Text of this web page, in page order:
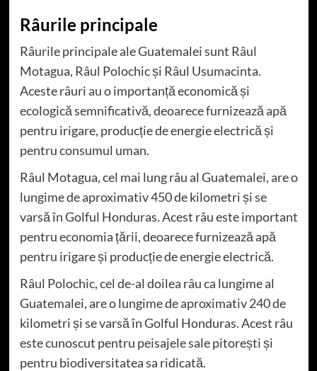
Râurile principale
Râurile principale ale Guatemalei sunt Râul
Motagua, Râul Polochic și Râul Usumacinta.
Aceste râuri au o importanță economică și
ecologică semnificativă, deoarece furnizează apă
pentru irigare, producție de energie electrică și
pentru consumul uman.
Râul Motagua, cel mai lung râu al Guatemalei, are o
lungime de aproximativ 450 de kilometri și se
varsă în Golful Honduras. Acest râu este important
pentru economia țării, deoarece furnizează apă
pentru irigare și producție de energie electrică.
Râul Polochic, cel de-al doilea râu ca lungime al
Guatemalei, are o lungime de aproximativ 240 de
kilometri și se varsă în Golful Honduras. Acest râu
este cunoscut pentru peisajele sale pitorești și
pentru biodiversitatea sa ridicată.